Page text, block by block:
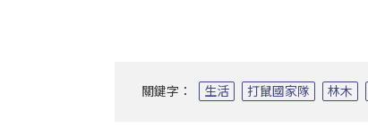
關鍵字： 生活 打鼠國家隊 林木